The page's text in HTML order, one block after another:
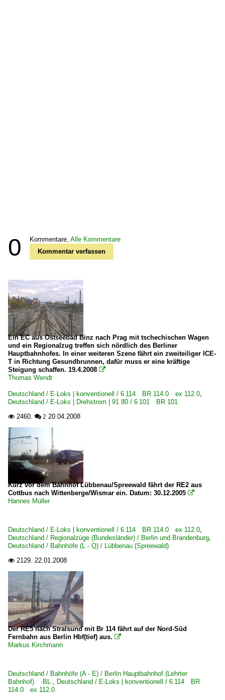
0 Kommentare, Alle Kommentare
Kommentar verfassen
Ein EC aus Ostseebad Binz nach Prag mit tschechischen Wagen
und ein Regionalzug treffen sich nördlich des Berliner
Hauptbahnhofes. In einer weiteren Szene fährt ein zweiteiliger ICE-
T in Richtung Gesundbrunnen, dafür muss er eine kräftige
Steigung schaffen. 19.4.2008 
Thomas Wendt
Deutschland / E-Loks | konventionell / 6 114 BR 114.0 ex 112.0,
Deutschland / E-Loks | Drehstrom | 91 80 / 6 101 BR 101
 2460.  2 20.04.2008
Kurz vor dem Bahnhof Lübbenau/Spreewald fährt der RE2 aus
Cottbus nach Wittenberge/Wismar ein. Datum: 30.12.2005 
Hannes Müller
Deutschland / E-Loks | konventionell / 6 114 BR 114.0 ex 112.0,
Deutschland / Regionalzüge (Bundesländer) / Berlin und Brandenburg,
Deutschland / Bahnhöfe (L - Q) / Lübbenau (Spreewald)
 2129. 22.01.2008
Der RE5 nach Stralsund mit Br 114 fährt auf der Nord-Süd
Fernbahn aus Berlin Hbf(tief) aus. 
Markus Kirchmann
Deutschland / Bahnhöfe (A - E) / Berlin Hauptbahnhof (Lehrter
Bahnhof) ·BL·, Deutschland / E-Loks | konventionell / 6 114 BR
114.0 ex 112.0